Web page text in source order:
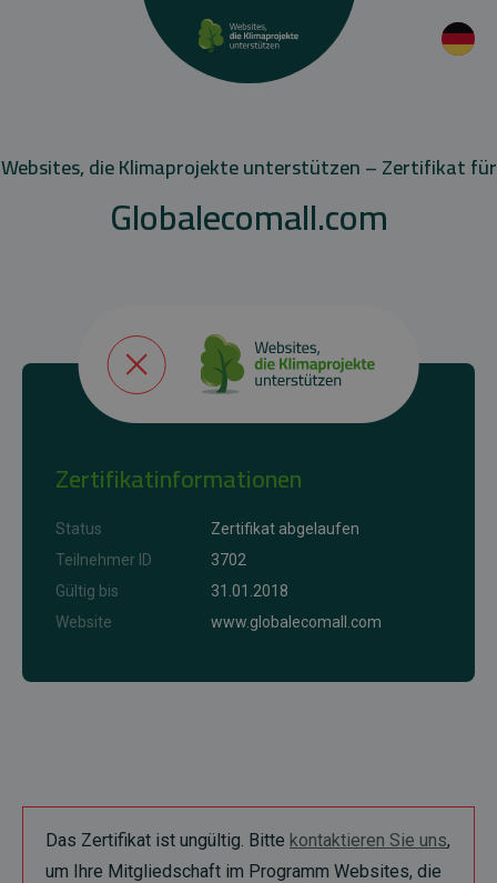
Websites, die Klimaprojekte unterstützen – Zertifikat für
Globalecomall.com
Zertifikatinformationen
Status
Zertifikat abgelaufen
Teilnehmer ID
3702
Gültig bis
31.01.2018
Website
www.globalecomall.com
Das Zertifikat ist ungültig. Bitte kontaktieren Sie uns,
um Ihre Mitgliedschaft im Programm Websites, die